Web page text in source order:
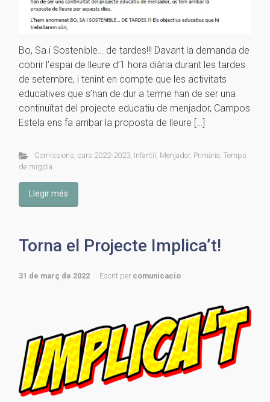
Bo, Sa i Sostenible… de tardes!!! Davant la demanda de
cobrir l’espai de lleure d’1 hora diària durant les tardes
de setembre, i tenint en compte que les activitats
educatives que s’han de dur a terme han de ser una
continuïtat del projecte educatiu de menjador, Campos
Estela ens fa arribar la proposta de lleure […]
Comissions, curs 2022-2023, Infantil , Menjador, Primària, Temps
de migdia
Llegir més
Torna el Projecte Implica’t!
31 de març de 2022 Escrit per comunicacio